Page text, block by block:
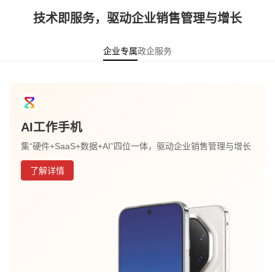
技术即服务，驱动企业销售管理与增长
企业专属政企服务
AI工作手机
集“硬件+SaaS+数据+AI”四位一体，驱动企业销售管理与增长
了解详情